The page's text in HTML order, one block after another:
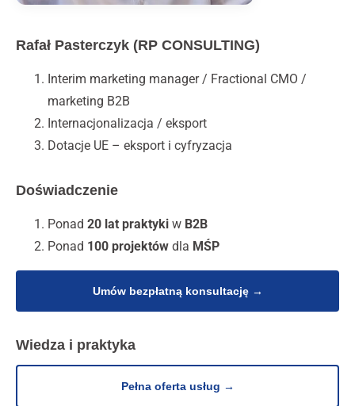
Rafał Pasterczyk (RP CONSULTING)
Interim marketing manager / Fractional CMO /
marketing B2B
Internacjonalizacja / eksport
Dotacje UE – eksport i cyfryzacja
Doświadczenie
Ponad 20 lat praktyki w B2B
Ponad 100 projektów dla MŚP
Umów bezpłatną konsultację →
Wiedza i praktyka
Pełna oferta usług →